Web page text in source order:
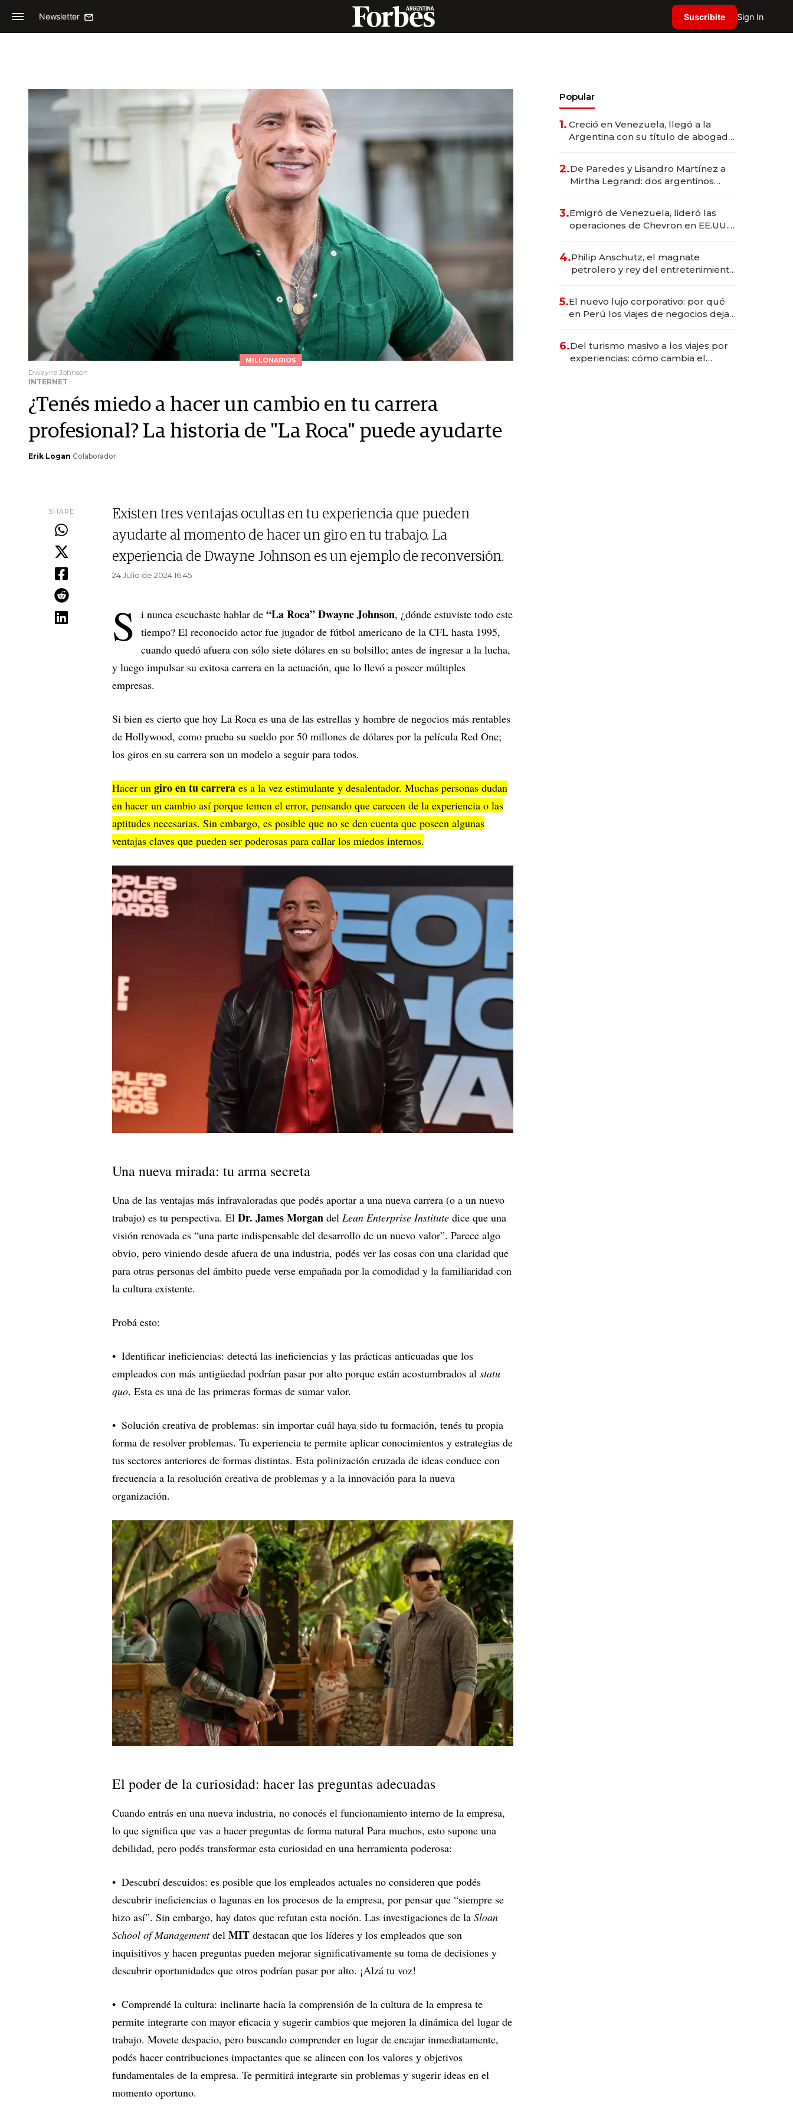
Newsletter Suscribite Sign In
MILLONARIOS
Dwayne Johnson
INTERNET
¿Tenés miedo a hacer un cambio en tu carrera
profesional? La historia de "La Roca" puede ayudarte
Erik Logan Colaborador
SHARE
Existen tres ventajas ocultas en tu experiencia que pueden
ayudarte al momento de hacer un giro en tu trabajo. La
experiencia de Dwayne Johnson es un ejemplo de reconversión.
24 Julio de 2024 16.45
S i nunca escuchaste hablar de “La Roca” Dwayne Johnson, ¿dónde estuviste todo este
tiempo? El reconocido actor fue jugador de fútbol americano de la CFL hasta 1995,
cuando quedó afuera con sólo siete dólares en su bolsillo; antes de ingresar a la lucha,
y luego impulsar su exitosa carrera en la actuación, que lo llevó a poseer múltiples
empresas.
Si bien es cierto que hoy La Roca es una de las estrellas y hombre de negocios más rentables
de Hollywood, como prueba su sueldo por 50 millones de dólares por la película Red One;
los giros en su carrera son un modelo a seguir para todos.
Hacer un giro en tu carrera es a la vez estimulante y desalentador. Muchas personas dudan
en hacer un cambio así porque temen el error, pensando que carecen de la experiencia o las
aptitudes necesarias. Sin embargo, es posible que no se den cuenta que poseen algunas
ventajas claves que pueden ser poderosas para callar los miedos internos.
Una nueva mirada: tu arma secreta
Una de las ventajas más infravaloradas que podés aportar a una nueva carrera (o a un nuevo
trabajo) es tu perspectiva. El Dr. James Morgan del Lean Enterprise Institute dice que una
visión renovada es “una parte indispensable del desarrollo de un nuevo valor”. Parece algo
obvio, pero viniendo desde afuera de una industria, podés ver las cosas con una claridad que
para otras personas del ámbito puede verse empañada por la comodidad y la familiaridad con
la cultura existente.
Probá esto:
Identificar ineficiencias: detectá las ineficiencias y las prácticas anticuadas que los
empleados con más antigüedad podrían pasar por alto porque están acostumbrados al statu
quo. Esta es una de las primeras formas de sumar valor.
Solución creativa de problemas: sin importar cuál haya sido tu formación, tenés tu propia
forma de resolver problemas. Tu experiencia te permite aplicar conocimientos y estrategias de
tus sectores anteriores de formas distintas. Esta polinización cruzada de ideas conduce con
frecuencia a la resolución creativa de problemas y a la innovación para la nueva
organización.
El poder de la curiosidad: hacer las preguntas adecuadas
Cuando entrás en una nueva industria, no conocés el funcionamiento interno de la empresa,
lo que significa que vas a hacer preguntas de forma natural Para muchos, esto supone una
debilidad, pero podés transformar esta curiosidad en una herramienta poderosa:
Descubrí descuidos: es posible que los empleados actuales no consideren que podés
descubrir ineficiencias o lagunas en los procesos de la empresa, por pensar que “siempre se
hizo así”. Sin embargo, hay datos que refutan esta noción. Las investigaciones de la Sloan
School of Managementdel MIT destacan que los líderes y los empleados que son
inquisitivos y hacen preguntas pueden mejorar significativamente su toma de decisiones y
descubrir oportunidades que otros podrían pasar por alto. ¡Alzá tu voz!
Comprendé la cultura: inclinarte hacia la comprensión de la cultura de la empresa te
permite integrarte con mayor eficacia y sugerir cambios que mejoren la dinámica del lugar de
trabajo. Movete despacio, pero buscando comprender en lugar de encajar inmediatamente,
podés hacer contribuciones impactantes que se alineen con los valores y objetivos
fundamentales de la empresa. Te permitirá integrarte sin problemas y sugerir ideas en el
momento oportuno.
Popular
1. Creció en Venezuela, llegó a la
Argentina con su título de abogado
marcas "fast premium"
2.De Paredes y Lisandro Martínez a
Mirtha Legrand: dos argentinos
3.Emigró de Venezuela, lideró las
operaciones de Chevron en EE.UU. y
4.Philip Anschutz, el magnate
petrolero y rey del entretenimiento
5.El nuevo lujo corporativo: por qué
en Perú los viajes de negocios dejan
6.Del turismo masivo a los viajes por
experiencias: cómo cambia el